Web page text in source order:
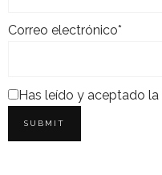
Correo electrónico*
Has leído y aceptado la